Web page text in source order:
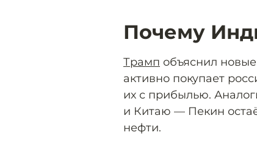
Почему
Трамп объяснил
активно покупает
их с прибылью.
и Китаю — Пекин
нефти.